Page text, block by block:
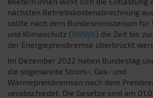
nächsten Betriebskostenabrechnung
sollte nach dem Bundesministerium für
und Klimaschutz (BMWK) die Zeit bis
der Energiepreisbremse überbrückt
Im Dezember 2022 haben Bundestag
die sogenannte Strom-, Gas- und
Wärmepreisbremsen nach dem
verabschiedet. Die Gesetze sind am